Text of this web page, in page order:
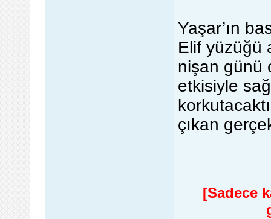
Yaşar’ın
Elif yüzüğü
nişan günü
etkisiyle
çıkan
[Sadece